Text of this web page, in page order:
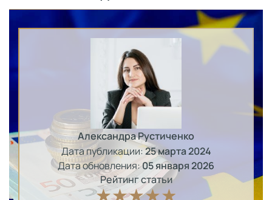
Александра Рустиченко
Дата публикации:25 марта 2024
Дата обновления:05 января 2026
Рейтинг статьи